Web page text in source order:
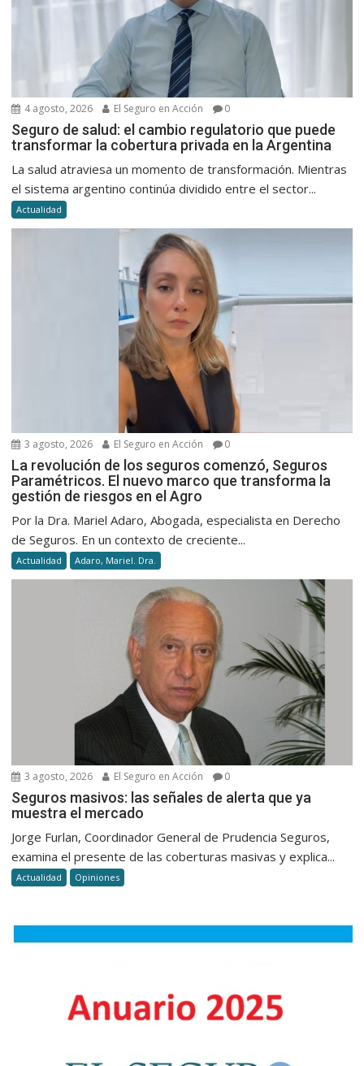
4 agosto, 2026 El Seguro en Acción 0
Seguro de salud: el cambio regulatorio que puede
transformar la cobertura privada en la Argentina
La salud atraviesa un momento de transformación. Mientras
el sistema argentino continúa dividido entre el sector...
Actualidad
3 agosto, 2026 El Seguro en Acción 0
La revolución de los seguros comenzó, Seguros
Paramétricos. El nuevo marco que transforma la
gestión de riesgos en el Agro
Por la Dra. Mariel Adaro, Abogada, especialista en Derecho
de Seguros. En un contexto de creciente...
Actualidad Adaro, Mariel. Dra.
3 agosto, 2026 El Seguro en Acción 0
Seguros masivos: las señales de alerta que ya
muestra el mercado
Jorge Furlan, Coordinador General de Prudencia Seguros,
examina el presente de las coberturas masivas y explica...
Actualidad Opiniones